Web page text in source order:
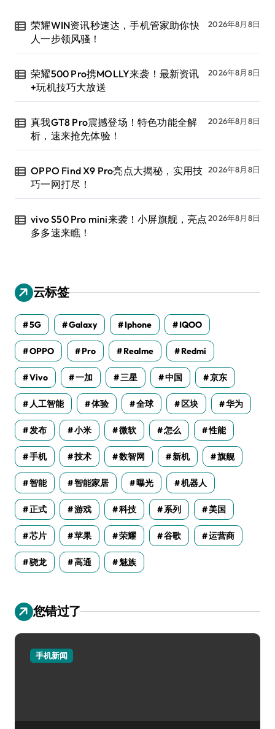
荣耀WIN资讯秒速达，手机管家助你快
人一步领风骚！
2026年8月8日
荣耀500 Pro携MOLLY来袭！最新资讯
+玩机技巧大放送
2026年8月8日
真我GT8 Pro震撼登场！特色功能全解
析，速来抢先体验！
2026年8月8日
OPPO Find X9 Pro亮点大揭秘，实用技
巧一网打尽！
2026年8月8日
vivo S50 Pro mini来袭！小屏旗舰，亮点
多多速来瞧！
2026年8月8日
云标签
5G Galaxy Iphone IQOO
OPPO Pro Realme Redmi
Vivo 一加 三星 中国 京东
人工智能 体验 全球 区块 华为
发布 小米 微软 怎么 性能
手机 技术 数智网 新机 旗舰
智能 智能家居 曝光 机器人
正式 游戏 科技 系列 美国
芯片 苹果 荣耀 谷歌 运营商
骁龙 高通 魅族
您错过了
手机新闻